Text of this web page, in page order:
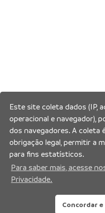
Este site coleta dados (IP,
operacional e navegador),
dos navegadores. A coleta
obrigação legal, permitir a
para fins estatísticos.
Para saber mais, acesse
Privacidade.
Concordar